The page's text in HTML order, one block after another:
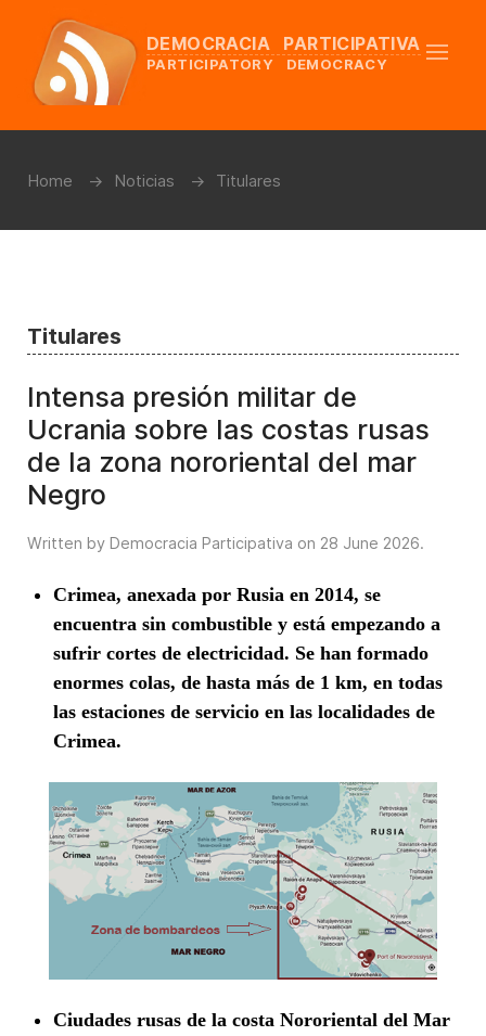
DEMOCRACIA PARTICIPATIVA
PARTICIPATORY DEMOCRACY
Home Noticias Titulares
Titulares
Intensa presión militar de
Ucrania sobre las costas rusas
de la zona nororiental del mar
Negro
Written by Democracia Participativa on 28 June 2026.
Crimea, anexada por Rusia en 2014, se
encuentra sin combustible y está empezando a
sufrir cortes de electricidad. Se han formado
enormes colas, de hasta más de 1 km, en todas
las estaciones de servicio en las localidades de
Crimea.
Ciudades rusas de la costa Nororiental del Mar